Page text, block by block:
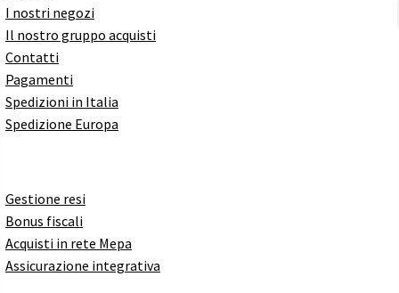
I nostri negozi
Il nostro gruppo acquisti
Contatti
Pagamenti
Spedizioni in Italia
Spedizione Europa
Gestione resi
Bonus fiscali
Acquisti in rete Mepa
Assicurazione integrativa